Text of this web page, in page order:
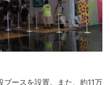
ースを設置。また、約11万